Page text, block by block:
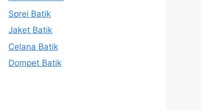
Sprei Batik
Jaket Batik
Celana Batik
Dompet Batik